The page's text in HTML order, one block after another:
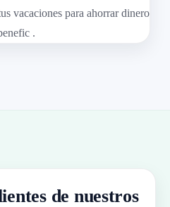
vacaciones para ahorrar dinero
.
de nuestros